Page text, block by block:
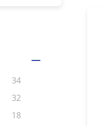
34
32
18